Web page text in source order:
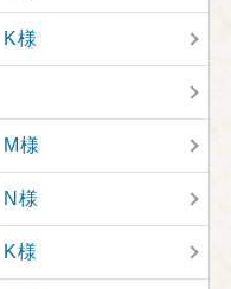
様
様
様
様